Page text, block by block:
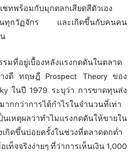
ทพร้อมกับมุกตลกเสียดสีตัวเอง
นทุกวัฏจักร และเกิดขึ้นกับคนคน
รมที่อยู่เบื้องหลังแรงกดดันในตลาด
งดี ทฤษฎี Prospect Theory ของ
ในปี 1979 ระบุว่า การขาดทุนส่ง
ากกว่าการได้กำไรในจำนวนที่เท่า
หตุผลว่าทำไมแรงกดดันให้ขายใน
เกิดขึ้นบ่อยครั้งในช่วงที่ตลาดตกต่ำ
ท็จจริงง่ายๆ ที่ว่าการเห็นเงิน 1,000